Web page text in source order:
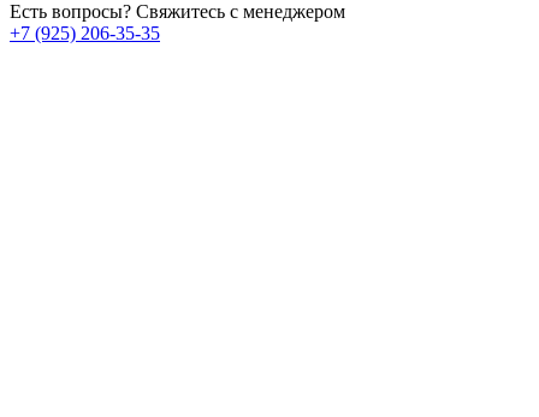
Есть вопросы? Свяжитесь с менеджером
+7 (925) 206‑35‑35